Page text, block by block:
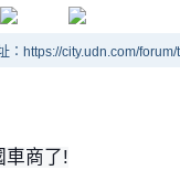
：https://city.udn.com/
車商了!